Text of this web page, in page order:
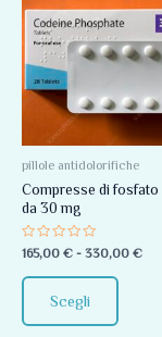
pillole antidolorifiche
Compresse di fosfato
da 30 mg
Valutato
0
su
5
165,00 € - 330,00 €
di
da
Scegli
ha
Le
opzioni
scelte
del